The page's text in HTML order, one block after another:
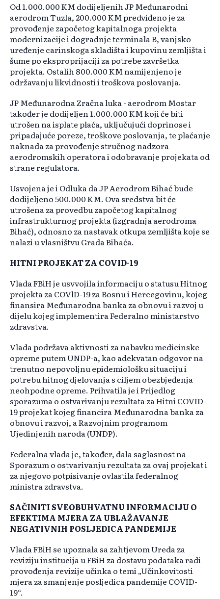
Od 1.000.000 KM dodijeljenih JP Međunarodni
aerodrom Tuzla, 200.000 KM predviđeno je za
provođenje započetog kapitalnoga projekta
modernizacije i dogradnje terminala B, vanjsko
uređenje carinskoga skladišta i kupovinu zemljišta i
šume po eksproprijaciji za potrebe završetka
projekta. Ostalih 800.000 KM namijenjeno je
održavanju likvidnosti i troškova poslovanja.
JP Međunarodna Zračna luka - aerodrom Mostar
također je dodijeljen 1.000.000 KM koji će biti
utrošen na isplate plaća, uključujući doprinose i
pripadajuće poreze, troškove poslovanja, te plaćanje
naknada za provođenje stručnog nadzora
aerodromskih operatora i odobravanje projekata od
strane regulatora.
Usvojena je i Odluka da JP Aerodrom Bihać bude
dodijeljeno 500.000 KM. Ova sredstva bit će
utrošena za provedbu započetog kapitalnog
infrastrukturnog projekta (izgradnja aerodroma
Bihać), odnosno za nastavak otkupa zemljišta koje se
nalazi u vlasništvu Grada Bihaća.
HITNI PROJEKAT ZA COVID-19
Vlada FBiH je usvvojila informaciju o statusu Hitnog
projekta za COVlD-19 za Bosnu i Hercegovinu, kojeg
finansira Međunarodna banka za obnovu i razvoj u
dijelu kojeg implementira Federalno ministarstvo
zdravstva.
Vlada podržava aktivnosti za nabavku medicinske
opreme putem UNDP-a, kao adekvatan odgovor na
trenutno nepovoljnu epidemiološku situaciju i
potrebu hitnog djelovanja s ciljem obezbjeđenja
neohpodne opreme. Prihvatila je i Prijedlog
sporazuma o ostvarivanju rezultata za Hitni COVID-
19 projekat kojeg financira Međunarodna banka za
obnovu i razvoj, a Razvojnim programom
Ujedinjenih naroda (UNDP).
Federalna vlada je, također, dala saglasnost na
Sporazum o ostvarivanju rezultata za ovaj projekat i
za njegovo potpisivanje ovlastila federalnog
ministra zdravstva.
SAČINITI SVEOBUHVATNU INFORMACIJU O
EFEKTIMA MJERA ZA UBLAŽAVANJE
NEGATIVNIH POSLJEDICA PANDEMIJE
Vlada FBiH se upoznala sa zahtjevom Ureda za
reviziju institucija u FBiH za dostavu podataka radi
provođenja revizije učinka o temi „Učinkovitosti
mjera za smanjenje posljedica pandemije COVID-
19“.